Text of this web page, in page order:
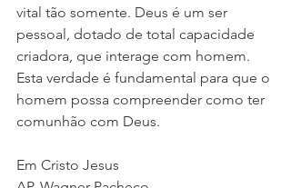
vital tão somente. Deus é um ser
pessoal, dotado de total capacidade
criadora, que interage com homem.
Esta verdade é fundamental para que o
homem possa compreender como ter
comunhão com Deus.
Em Cristo Jesus